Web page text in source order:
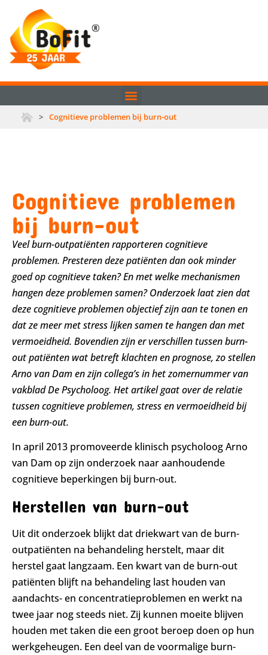
> Cognitieve problemen bij burn-out
Cognitieve problemen
bij burn-out
Veel burn-outpatiënten rapporteren cognitieve
problemen. Presteren deze patiënten dan ook minder
goed op cognitieve taken? En met welke mechanismen
hangen deze problemen samen? Onderzoek laat zien dat
deze cognitieve problemen objectief zijn aan te tonen en
dat ze meer met stress lijken samen te hangen dan met
vermoeidheid. Bovendien zijn er verschillen tussen burn-
out patiënten wat betreft klachten en prognose, zo stellen
Arno van Dam en zijn collega’s in het zomernummer van
vakblad De Psycholoog. Het artikel gaat over de relatie
tussen cognitieve problemen, stress en vermoeidheid bij
een burn-out.
In april 2013 promoveerde klinisch psycholoog Arno
van Dam op zijn onderzoek naar aanhoudende
cognitieve beperkingen bij burn-out.
Herstellen van burn-out
Uit dit onderzoek blijkt dat driekwart van de burn-
outpatiënten na behandeling herstelt, maar dit
herstel gaat langzaam. Een kwart van de burn-out
patiënten blijft na behandeling last houden van
aandachts- en concentratieproblemen en werkt na
twee jaar nog steeds niet. Zij kunnen moeite blijven
houden met taken die een groot beroep doen op hun
werkgeheugen. Een deel van de voormalige burn-